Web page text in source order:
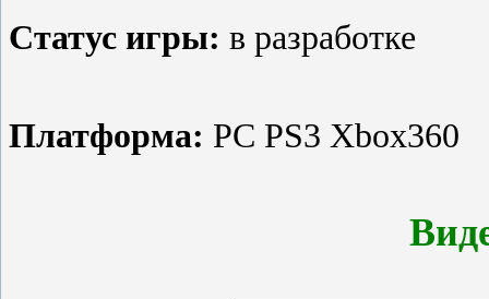
Статус игры: в разработке
Платформа: PC PS3 Xbox360